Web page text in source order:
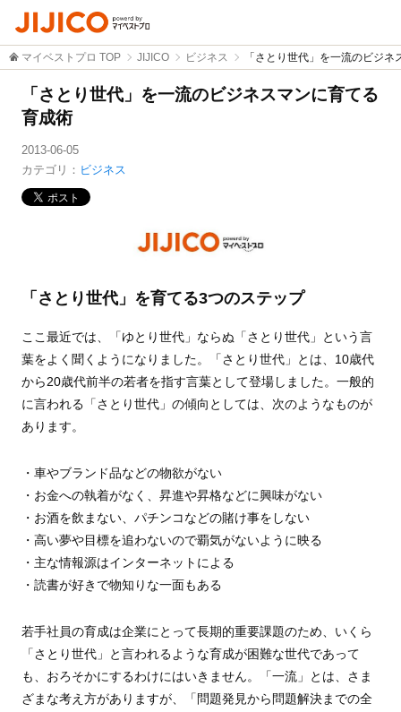
マイベストプロ TOP JIJICO ビジネス 「さとり世代」を一流のビジ
「さとり世代」を一流のビジネスマンに育てる
育成術
2013-06-05
カテゴリ： ビジネス
「さとり世代」を育てる3つのステップ
ここ最近では、「ゆとり世代」ならぬ「さとり世代」という言
葉をよく聞くようになりました。「さとり世代」とは、10歳代
から20歳代前半の若者を指す言葉として登場しました。一般的
に言われる「さとり世代」の傾向としては、次のようなものが
あります。
・車やブランド品などの物欲がない
・お金への執着がなく、昇進や昇格などに興味がない
・お酒を飲まない、パチンコなどの賭け事をしない
・高い夢や目標を追わないので覇気がないように映る
・主な情報源はインターネットによる
・読書が好きで物知りな一面もある
若手社員の育成は企業にとって長期的重要課題のため、いくら
「さとり世代」と言われるような育成が困難な世代であって
も、おろそかにするわけにはいきません。「一流」とは、さま
ざまな考え方がありますが、「問題発見から問題解決までの全